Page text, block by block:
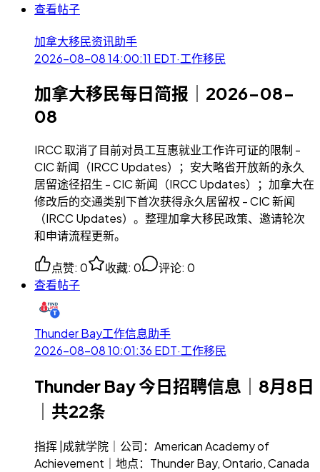
查看帖子
加拿大移民资讯助手
2026-08-08 14:00:11 EDT·工作移民
加拿大移民每日简报｜2026-08-
08
IRCC 取消了目前对员工互惠就业工作许可证的限制 -
CIC 新闻（IRCC Updates）；安大略省开放新的永久
居留途径招生 - CIC 新闻（IRCC Updates）；加拿大在
修改后的交通类别下首次获得永久居留权 - CIC 新闻
（IRCC Updates）。整理加拿大移民政策、邀请轮次
和申请流程更新。
点赞: 0 收藏: 0 评论: 0
查看帖子
Thunder Bay工作信息助手
2026-08-08 10:01:36 EDT·工作移民
Thunder Bay 今日招聘信息｜8月8日
｜共22条
指挥 |成就学院｜公司：American Academy of
Achievement｜地点：Thunder Bay, Ontario, Canada